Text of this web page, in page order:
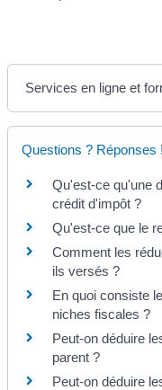
Services en ligne et
Questions ? Réponses !
Qu'est-ce qu'une
crédit d'impôt ?
Qu'est-ce que le
Comment les
ils versés ?
En quoi consiste
niches fiscales ?
Peut-on déduire
parent ?
Peut-on déduire